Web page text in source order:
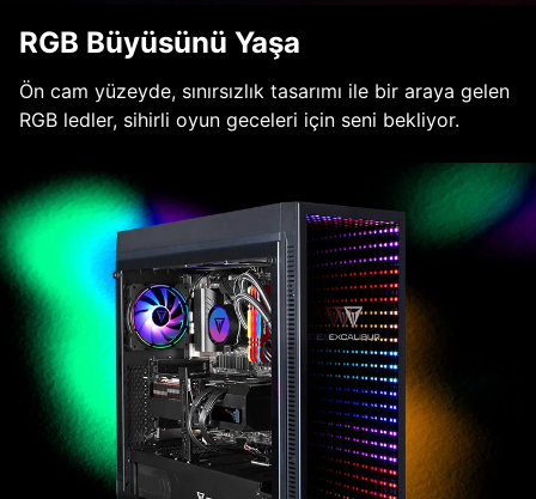
RGB Büyüsünü Yaşa
Ön cam yüzeyde, sınırsızlık tasarımı ile bir araya gelen
RGB ledler, sihirli oyun geceleri için seni bekliyor.